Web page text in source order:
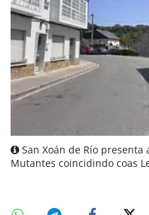
San Xoán de Río presenta
Mutantes coincidindo coas